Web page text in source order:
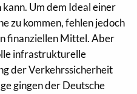
Um dem Ideal einer
zu kommen, fehlen jedoch
finanziellen Mittel. Aber
infrastrukturelle
der Verkehrssicherheit
gingen der Deutsche